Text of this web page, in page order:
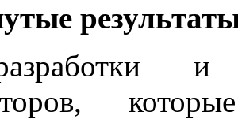
и